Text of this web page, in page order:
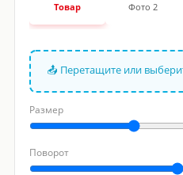
Товар Фото 2
📤 Перетащите или
Размер
Поворот